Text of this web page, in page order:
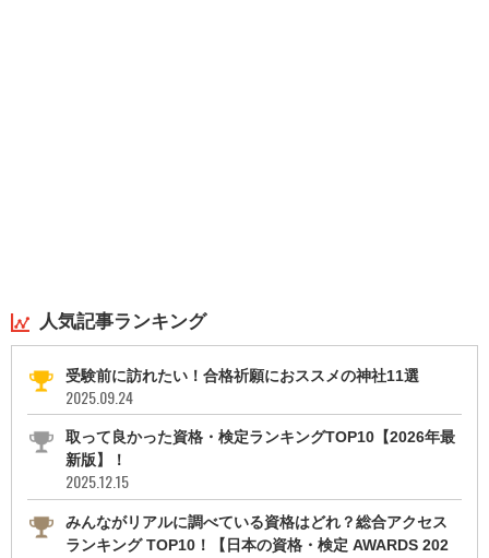
人気記事ランキング
受験前に訪れたい！合格祈願におススメの神社11選
2025.09.24
取って良かった資格・検定ランキングTOP10【2026年最
新版】！
2025.12.15
みんながリアルに調べている資格はどれ？総合アクセス
ランキング TOP10！【日本の資格・検定 AWARDS 202